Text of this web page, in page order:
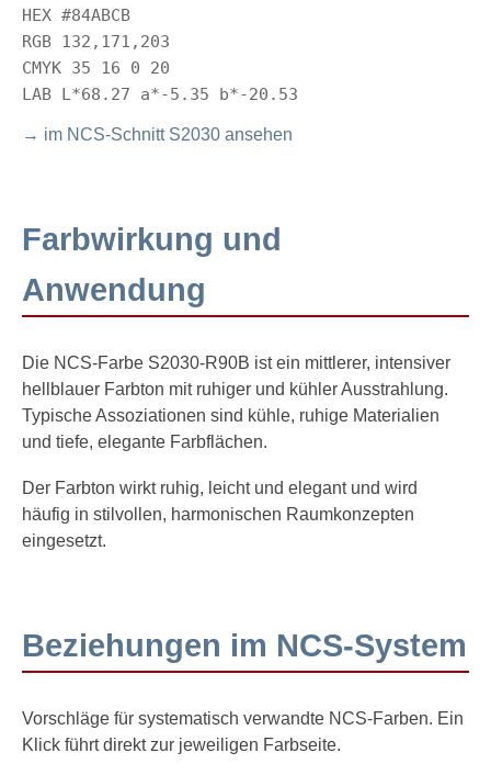
HEX #84ABCB
RGB 132,171,203
CMYK 35 16 0 20
LAB L*68.27 a*-5.35 b*-20.53
→ im NCS-Schnitt S2030 ansehen
Farbwirkung und
Anwendung
Die NCS-Farbe S2030-R90B ist ein mittlerer, intensiver
hellblauer Farbton mit ruhiger und kühler Ausstrahlung.
Typische Assoziationen sind kühle, ruhige Materialien
und tiefe, elegante Farbflächen.
Der Farbton wirkt ruhig, leicht und elegant und wird
häufig in stilvollen, harmonischen Raumkonzepten
eingesetzt.
Beziehungen im NCS-System
Vorschläge für systematisch verwandte NCS-Farben. Ein
Klick führt direkt zur jeweiligen Farbseite.